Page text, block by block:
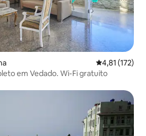
4,81 de uma
4,81 (172)
em Vedado. Wi-Fi gratuito